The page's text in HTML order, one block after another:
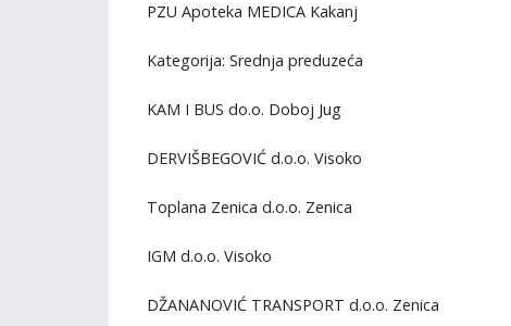
PZU Apoteka MEDICA Kakanj
Kategorija: Srednja preduzeća
KAM I BUS do.o. Doboj Jug
DERVIŠBEGOVIĆ d.o.o. Visoko
Toplana Zenica d.o.o. Zenica
IGM d.o.o. Visoko
DŽANANOVIĆ TRANSPORT d.o.o. Zenica